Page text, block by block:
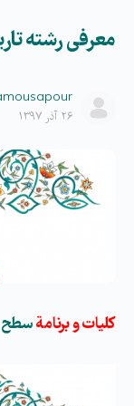
معرفی رشته
۲۶ آذر ۱۳۹۷
كلیاتو برنامةسطح